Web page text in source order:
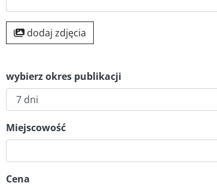
dodaj zdjęcia
wybierz okres publikacji
Miejscowość
Cena